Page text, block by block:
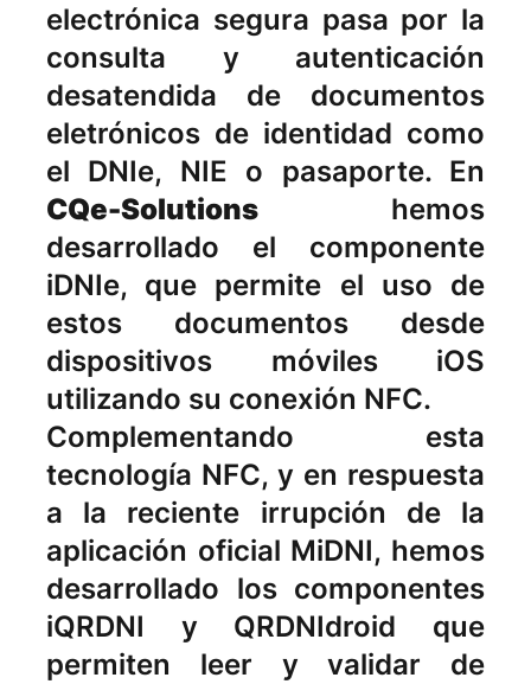
electrónica segura pasa por la
consulta y autenticación
desatendida de documentos
eletrónicos de identidad como
el DNIe, NIE o pasaporte. En
CQe-Solutions hemos
desarrollado el componente
iDNIe, que permite el uso de
estos documentos desde
dispositivos móviles iOS
utilizando su conexión NFC.
Complementando esta
tecnología NFC, y en respuesta
a la reciente irrupción de la
aplicación oficial MiDNI, hemos
desarrollado los componentes
iQRDNI y QRDNIdroid que
permiten leer y validar de